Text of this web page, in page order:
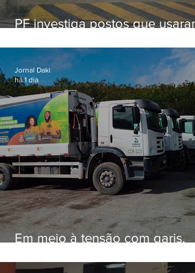
PF investiga postos que usaram
secretário morto em 2020
Em meio à tensão com garis,
26,9% com prefeitura e
Jornal Daki
há 1 dia